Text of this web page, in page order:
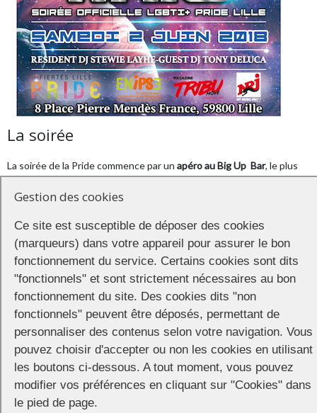
La soirée
La soirée de la Pride commence par un apéro au Big Up Bar, le plus
grand apéro LGBTI de la métropole. Terrasse, DJ et ambiance
garantie !
Big Up Bar 16 place Mendès-France
Soirée officielle de la LGBTI+ Pride de Lille 2018 auHappy Clubdès
23h. La thématique de cette année est STAR WARS. De
nombreuses surprises sont prévues tout au long de la nuit, des
shows sexys, des animations, des goodies… DJ STEWIE LAYHE,
résident & DJ TONY DE LUCA, guest. PAF 10 € avec une boisson
Happy Club8 Place Pierre Mendès France
Gestion des cookies
Ce site est susceptible de déposer des cookies
(marqueurs) dans votre appareil pour assurer le bon
fonctionnement du service. Certains cookies sont dits
"fonctionnels" et sont strictement nécessaires au bon
fonctionnement du site. Des cookies dits "non
fonctionnels" peuvent être déposés, permettant de
personnaliser des contenus selon votre navigation. Vous
pouvez choisir d'accepter ou non les cookies en utilisant
les boutons ci-dessous. A tout moment, vous pouvez
modifier vos préférences en cliquant sur "Cookies" dans
le pied de page.